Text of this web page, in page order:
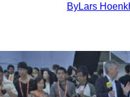
ByLars